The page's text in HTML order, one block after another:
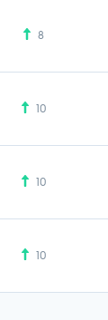
8
10
10
10